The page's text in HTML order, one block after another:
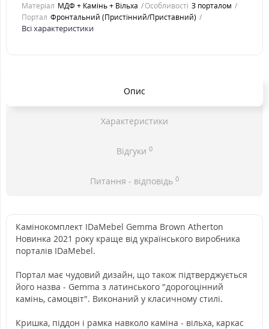
Матеріал МДФ + Камінь + Вільха Особливості З порталом
Портал Фронтальний (Пристінний/Приставний)
Всі характеристики
Опис
Характеристики
Відгуки 0
Питання - відповідь 0
Камінокомплект IDaMebel Gemma Brown Atherton
Новинка 2021 року краще від українського виробника
порталів IDaMebel.
Портал має чудовий дизайн, що також підтверджується
його назва - Gemma з латинського "дорогоцінний
камінь, самоцвіт". Виконаний у класичному стилі.
Кришка, піддон і рамка навколо каміна - вільха, каркас